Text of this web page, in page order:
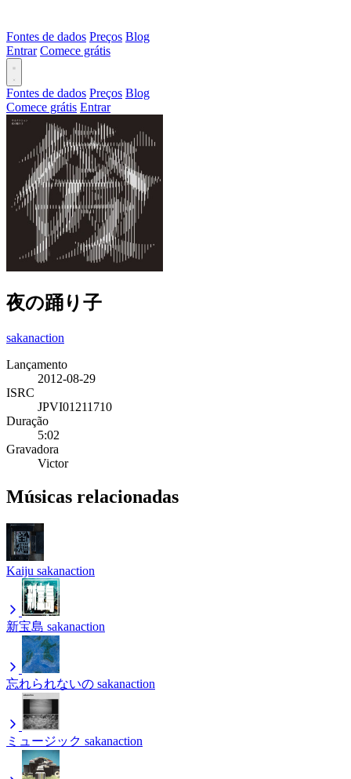
Fontes de dados Preços Blog
Entrar Comece grátis
Fontes de dados Preços Blog
Comece grátis Entrar
夜の踊り子
sakanaction
Lançamento
2012-08-29
ISRC
JPVI01211710
Duração
5:02
Gravadora
Victor
Músicas relacionadas
Kaiju sakanaction
新宝島 sakanaction
忘れられないの sakanaction
ミュージック sakanaction